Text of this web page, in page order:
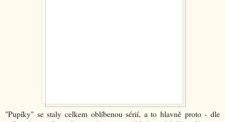
"Pupíky" se staly celkem oblíbenou sérií, a to hlavně proto - dle